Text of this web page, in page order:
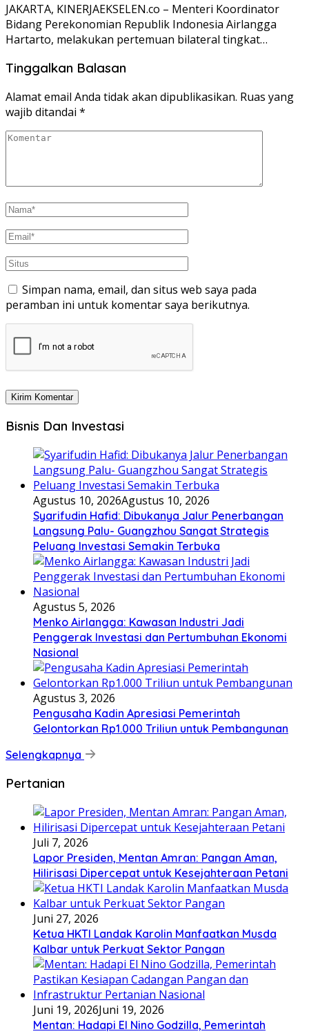
JAKARTA, KINERJAEKSELEN.co – Menteri Koordinator
Bidang Perekonomian Republik Indonesia Airlangga
Hartarto, melakukan pertemuan bilateral tingkat…
Tinggalkan Balasan
Alamat email Anda tidak akan dipublikasikan. Ruas yang
wajib ditandai *
Simpan nama, email, dan situs web saya pada
peramban ini untuk komentar saya berikutnya.
Bisnis Dan Investasi
Agustus 10, 2026Agustus 10, 2026
Syarifudin Hafid: Dibukanya Jalur Penerbangan
Langsung Palu- Guangzhou Sangat Strategis
Peluang Investasi Semakin Terbuka
Agustus 5, 2026
Menko Airlangga: Kawasan Industri Jadi
Penggerak Investasi dan Pertumbuhan Ekonomi
Nasional
Agustus 3, 2026
Pengusaha Kadin Apresiasi Pemerintah
Gelontorkan Rp1.000 Triliun untuk Pembangunan
Selengkapnya
Pertanian
Juli 7, 2026
Lapor Presiden, Mentan Amran: Pangan Aman,
Hilirisasi Dipercepat untuk Kesejahteraan Petani
Juni 27, 2026
Ketua HKTI Landak Karolin Manfaatkan Musda
Kalbar untuk Perkuat Sektor Pangan
Juni 19, 2026Juni 19, 2026
Mentan: Hadapi El Nino Godzilla, Pemerintah